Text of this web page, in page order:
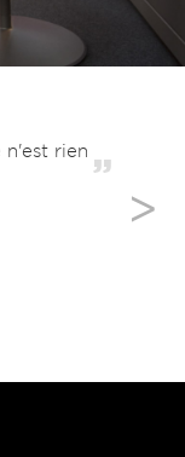
n'est rien